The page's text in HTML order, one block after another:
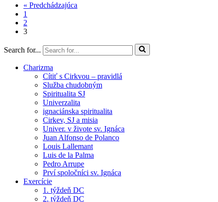
« Predchádzajúca
1
2
3
Search for...
Charizma
Cítiť s Cirkvou – pravidlá
Služba chudobným
Spiritualita SJ
Univerzalita
ignaciánska spiritualita
Cirkev, SJ a misia
Univer. v živote sv. Ignáca
Juan Alfonso de Polanco
Louis Lallemant
Luis de la Palma
Pedro Arrupe
Prví spoločníci sv. Ignáca
Exercície
1. týždeň DC
2. týždeň DC